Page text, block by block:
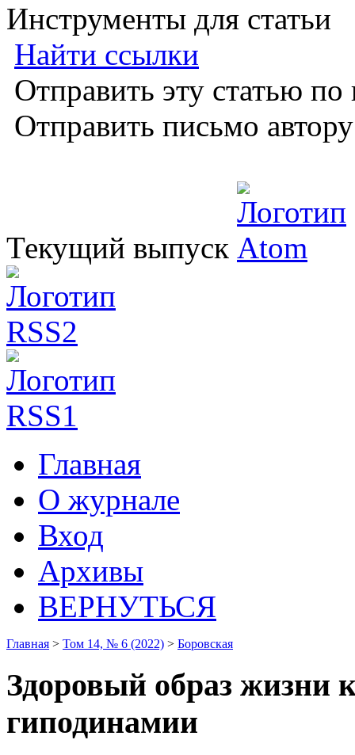
Инструменты для статьи
Найти ссылки
Отправить эту статью
Отправить письмо
Текущий выпуск
Главная
О журнале
Вход
Архивы
ВЕРНУТЬСЯ
Главная > Том 14, № 6 (2022) > Боровская
Здоровый образ жизни
гиподинамии